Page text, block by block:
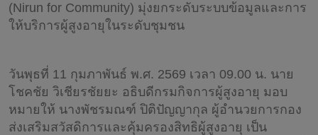
(Nirun for Community) มุ่งยกระดับระบบข้อมูลและการ
ให้บริการผู้สูงอายุในระดับชุมชน
วันพุธที่ 11 กุมภาพันธ์ พ.ศ. 2569 เวลา 09.00 น. นาย
โชคชัย วิเชียรชัยยะ อธิบดีกรมกิจการผู้สูงอายุ มอบ
หมายให้ นางพัชรมณฑ์ ปิติปัญญากุล ผู้อำนวยการกอง
ส่งเสริมสวัสดิการและคุ้มครองสิทธิผู้สูงอายุ เป็น